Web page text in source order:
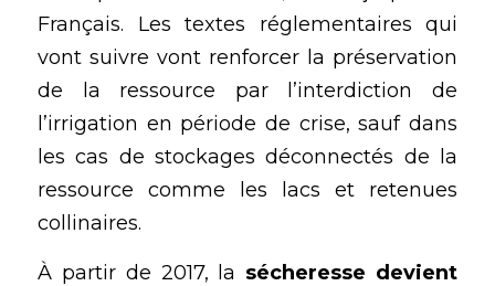
Français. Les textes réglementaires qui
vont suivre vont renforcer la préservation
de la ressource par l’interdiction de
l’irrigation en période de crise, sauf dans
les cas de stockages déconnectés de la
ressource comme les lacs et retenues
collinaires.
À partir de 2017, la sécheresse devient